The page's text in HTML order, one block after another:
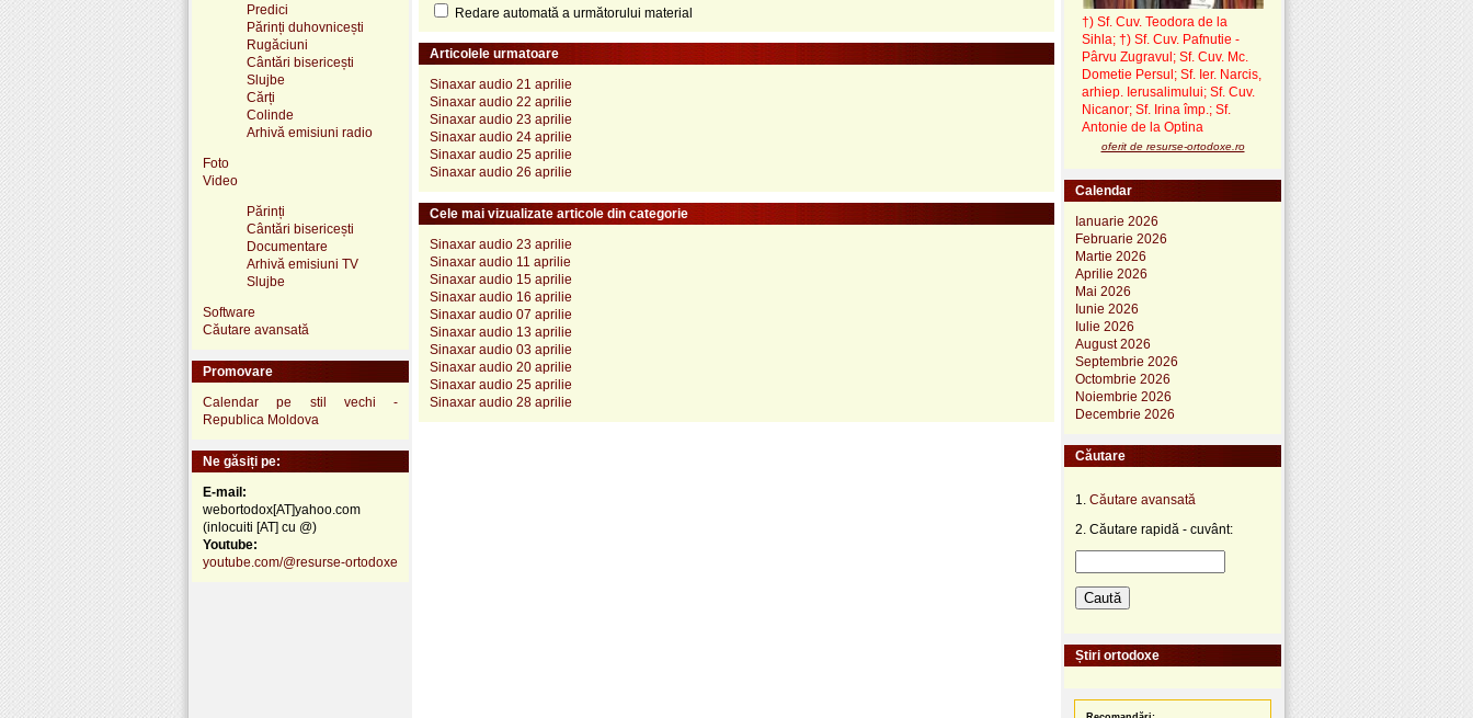
Redare automată a următorului material
Articolele urmatoare
Sinaxar audio 21 aprilie
Sinaxar audio 22 aprilie
Sinaxar audio 23 aprilie
Sinaxar audio 24 aprilie
Sinaxar audio 25 aprilie
Sinaxar audio 26 aprilie
Cele mai vizualizate articole din categorie
Sinaxar audio 23 aprilie
Sinaxar audio 11 aprilie
Sinaxar audio 15 aprilie
Sinaxar audio 16 aprilie
Sinaxar audio 07 aprilie
Sinaxar audio 13 aprilie
Sinaxar audio 03 aprilie
Sinaxar audio 20 aprilie
Sinaxar audio 25 aprilie
Sinaxar audio 28 aprilie
Predici
Părinți duhovnicești
Rugăciuni
Cântări bisericești
Slujbe
Cărți
Colinde
Arhivă emisiuni radio
Foto
Video
Părinți
Cântări bisericești
Documentare
Arhivă emisiuni TV
Slujbe
Software
Căutare avansată
Promovare
Calendar pe stil vechi -
Republica Moldova
Ne găsiți pe:
E-mail:
webortodox[AT]yahoo.com
(inlocuiti [AT] cu @)
Youtube:
youtube.com/@resurse-ortodoxe
†) Sf. Cuv. Teodora de la
Sihla; †) Sf. Cuv. Pafnutie -
Pârvu Zugravul ; Sf. Cuv. Mc.
Dometie Persul; Sf. Ier. Narcis,
arhiep. Ierusalimului; Sf. Cuv.
Nicanor; Sf. Irina împ.; Sf.
Antonie de la Optina
oferit de resurse-ortodoxe.ro
Calendar
Ianuarie 2026
Februarie 2026
Martie 2026
Aprilie 2026
Mai 2026
Iunie 2026
Iulie 2026
August 2026
Septembrie 2026
Octombrie 2026
Noiembrie 2026
Decembrie 2026
Căutare
1. Căutare avansată
2. Căutare rapidă - cuvânt:
Știri ortodoxe